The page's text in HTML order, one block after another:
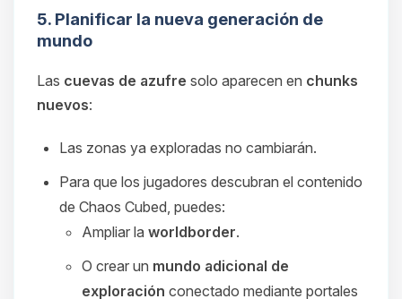
5. Planificar la nueva generación de
mundo
Las cuevas de azufre solo aparecen en chunks
nuevos:
Las zonas ya exploradas no cambiarán.
Para que los jugadores descubran el contenido
de Chaos Cubed, puedes:
Ampliar la worldborder.
O crear un mundo adicional de
exploración conectado mediante portales